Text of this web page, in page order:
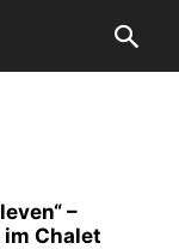
–
Chalet